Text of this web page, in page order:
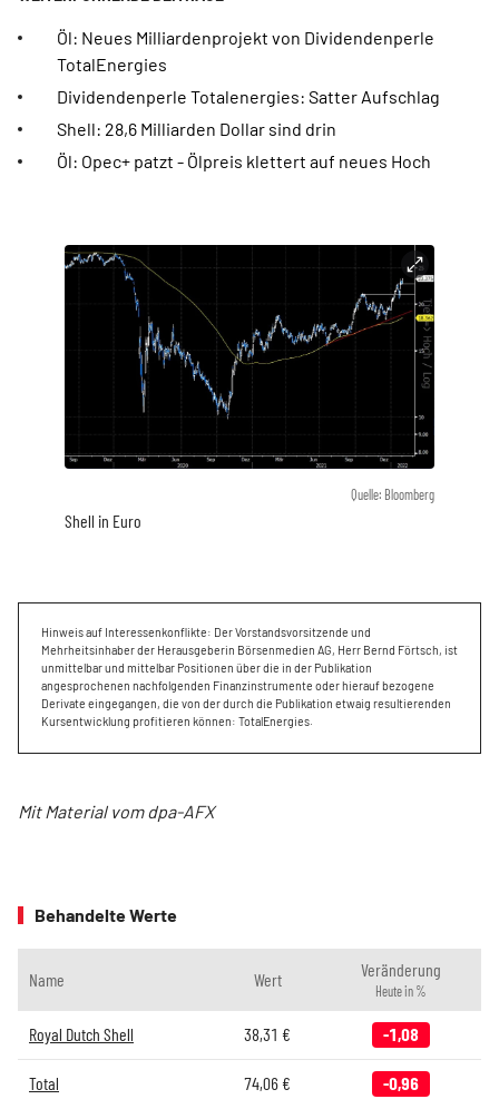
Öl: Neues Milliardenprojekt von Dividendenperle
TotalEnergies
Dividendenperle Totalenergies: Satter Aufschlag
Shell: 28,6 Milliarden Dollar sind drin
Öl: Opec+ patzt - Ölpreis klettert auf neues Hoch
Quelle: Bloomberg
Shell in Euro
Hinweis auf Interessenkonflikte: Der Vorstandsvorsitzende und
Mehrheitsinhaber der Herausgeberin Börsenmedien AG, Herr Bernd Förtsch, ist
unmittelbar und mittelbar Positionen über die in der Publikation
angesprochenen nachfolgenden Finanzinstrumente oder hierauf bezogene
Derivate eingegangen, die von der durch die Publikation etwaig resultierenden
Kursentwicklung profitieren können: TotalEnergies.
Mit Material vom dpa-AFX
Behandelte Werte
Name Wert Veränderung
Heute in %
Royal Dutch Shell 38,31 € -1,08
Total 74,06 € -0,96